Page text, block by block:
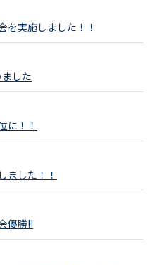
を実施しました！！
した
に！！
ました！！
優勝!!